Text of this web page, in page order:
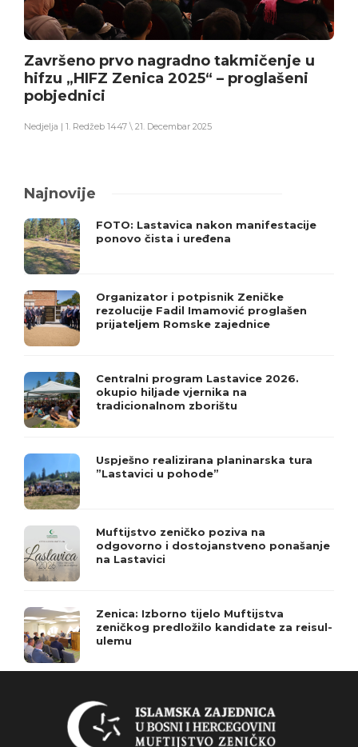
Završeno prvo nagradno takmičenje u
hifzu „HIFZ Zenica 2025“ – proglašeni
pobjednici
Nedjelja | 1. Redžeb 1447 \ 21. Decembar 2025
Najnovije
FOTO: Lastavica nakon manifestacije
ponovo čista i uređena
Organizator i potpisnik Zeničke
rezolucije Fadil Imamović proglašen
prijateljem Romske zajednice
Centralni program Lastavice 2026.
okupio hiljade vjernika na
tradicionalnom zborištu
Uspješno realizirana planinarska tura
”Lastavici u pohode”
Muftijstvo zeničko poziva na
odgovorno i dostojanstveno ponašanje
na Lastavici
Zenica: Izborno tijelo Muftijstva
zeničkog predložilo kandidate za reisul-
ulemu